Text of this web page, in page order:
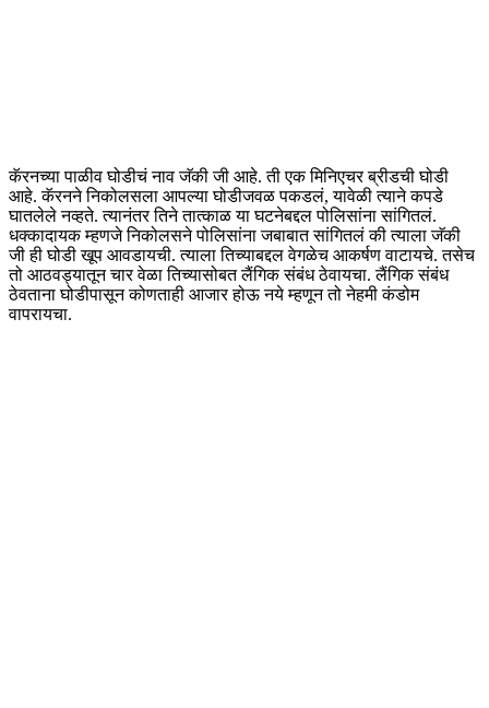
कॅरनच्या पाळीव घोडीचं नाव जॅकी जी आहे. ती एक मिनिएचर ब्रीडची घोडी
आहे. कॅरनने निकोलसला आपल्या घोडीजवळ पकडलं, यावेळी त्याने कपडे
घातलेले नव्हते. त्यानंतर तिने तात्काळ या घटनेबद्दल पोलिसांना सांगितलं.
धक्कादायक म्हणजे निकोलसने पोलिसांना जबाबात सांगितलं की त्याला जॅकी
जी ही घोडी खूप आवडायची. त्याला तिच्याबद्दल वेगळेच आकर्षण वाटायचे. तसेच
तो आठवड्यातून चार वेळा तिच्यासोबत लैंगिक संबंध ठेवायचा. लैंगिक संबंध
ठेवताना घोडीपासून कोणताही आजार होऊ नये म्हणून तो नेहमी कंडोम
वापरायचा.